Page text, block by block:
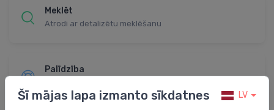
Meklēt
Atrodi ar detalizētu meklēšanu
Palīdzība
Šī mājas lapa izmanto sīkdatnes LV